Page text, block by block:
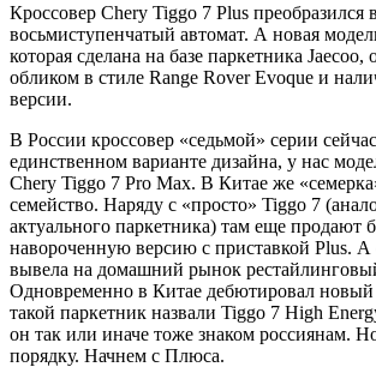
Кроссовер Chery Tiggo 7 Plus
восьмиступенчатый автомат. А новая
которая сделана на базе паркетника Jaecoo,
обликом в стиле Range Rover Evoque и
версии.
В России кроссовер «седьмой» серии
единственном варианте дизайна, у нас
Chery Tiggo 7 Pro Max. В Китае же
семейство. Наряду с «просто» Tiggo 7
актуального паркетника) там еще продают
навороченную версию с приставкой Plus. А
вывела на домашний рынок
Одновременно в Китае дебютировал новый
такой паркетник назвали Tiggo 7 High
он так или иначе тоже знаком россиянам.
порядку. Начнем с Плюса.